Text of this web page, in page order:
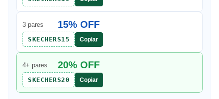
3 pares 15% OFF
SKECHERS15 Copiar
4+ pares 20% OFF
SKECHERS20 Copiar